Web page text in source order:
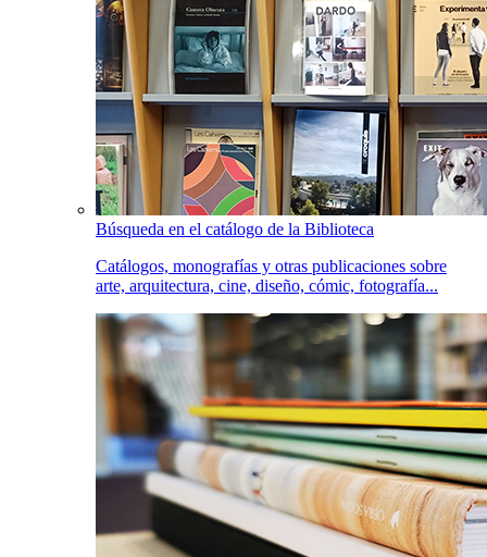
Búsqueda en el catálogo de la Biblioteca
Catálogos, monografías y otras publicaciones sobre
arte, arquitectura, cine, diseño, cómic, fotografía...